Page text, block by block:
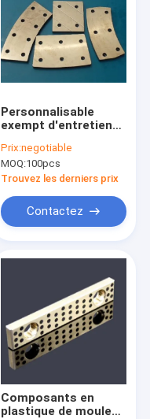
Personnalisable
exempt d'entretien
corrosion
bimétallique sans
plomb de plat d'anti
Prix:negotiable
MOQ:100pcs
Trouvez les derniers prix
Contactez
Composants en
plastique de moule